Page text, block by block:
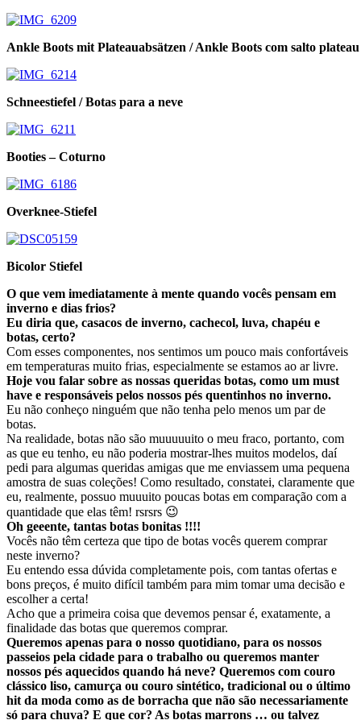
Ankle Boots mit Plateauabsätzen / Ankle Boots com salto plateau
Schneestiefel / Botas para a neve
Booties – Coturno
Overknee-Stiefel
Bicolor Stiefel
O que vem imediatamente à mente quando vocês pensam em
inverno e dias frios?
Eu diria que, casacos de inverno, cachecol, luva, chapéu e
botas, certo?
Com esses componentes, nos sentimos um pouco mais confortáveis
em temperaturas muito frias, especialmente se estamos ao ar livre.
Hoje vou falar sobre as nossas queridas botas, como um must
have e responsáveis pelos nossos pés quentinhos no inverno.
Eu não conheço ninguém que não tenha pelo menos um par de
botas.
Na realidade, botas não são muuuuuito o meu fraco, portanto, com
as que eu tenho, eu não poderia mostrar-lhes muitos modelos, daí
pedi para algumas queridas amigas que me enviassem uma pequena
amostra de suas coleções! Como resultado, constatei, claramente que
eu, realmente, possuo muuuito poucas botas em comparação com a
quantidade que elas têm! rsrsrs 😉
Oh geeente, tantas botas bonitas !!!!
Vocês não têm certeza que tipo de botas vocês querem comprar
neste inverno?
Eu entendo essa dúvida completamente pois, com tantas ofertas e
bons preços, é muito difícil também para mim tomar uma decisão e
escolher a certa!
Acho que a primeira coisa que devemos pensar é, exatamente, a
finalidade das botas que queremos comprar.
Queremos apenas para o nosso quotidiano, para os nossos
passeios pela cidade para o trabalho ou queremos manter
nossos pés aquecidos quando há neve? Queremos com couro
clássico liso, camurça ou couro sintético, tradicional ou o último
hit da moda como as de borracha que não são necessariamente
só para chuva? E que cor? As botas marrons … ou talvez